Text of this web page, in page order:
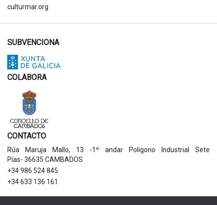
culturmar.org
SUBVENCIONA
COLABORA
CONTACTO
Rúa Maruja Mallo, 13 -1º andar Poligono Industrial Sete
Pías- 36635 CAMBADOS
+34 986 524 845
+34 633 136 161